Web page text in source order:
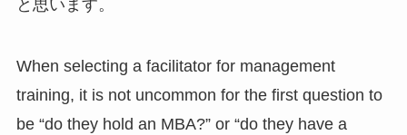
と思います。
When selecting a facilitator for management
training, it is not uncommon for the first question to
be “do they hold an MBA?” or “do they have a